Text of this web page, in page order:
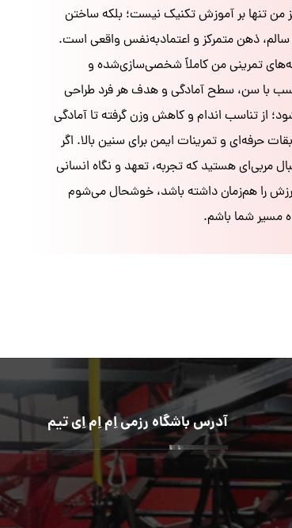
من تنها بر آموزش تکنیک نیست؛ بلکه ساختن
ذهن متمرکز و اعتمادبه‌نفس واقعی است.
تمرینی من کاملاً شخصی‌سازی‌شده و
با سن، سطح آمادگی و هدف هر فرد طراحی
از تناسب اندام و کاهش وزن گرفته تا آمادگی
حرفه‌ای و تمرینات ایمن برای سنین بالا. اگر
مربی‌ای هستید که تجربه، تعهد و نگاه انسانی
را هم‌زمان داشته باشد، خوشحال می‌شوم
مسیر شما باشم.
آدرس باشگاه رزمی اِم اِم اِی تیم